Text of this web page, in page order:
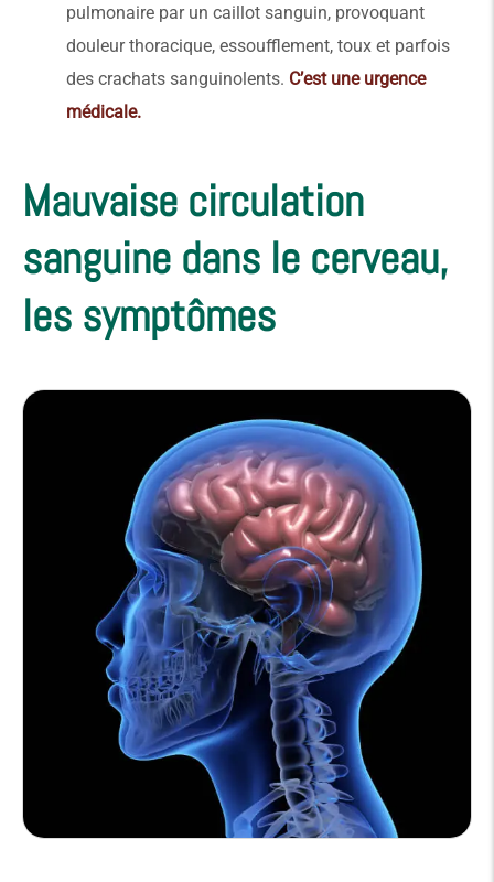
pulmonaire par un caillot sanguin, provoquant
douleur thoracique, essoufflement, toux et parfois
des crachats sanguinolents. C’est une urgence
médicale.
Mauvaise circulation
sanguine dans le cerveau,
les symptômes